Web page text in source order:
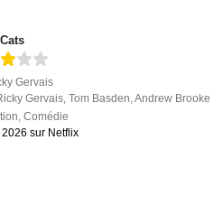
Gervais
Gervais ,Tom Basden ,Andrew Brooke
,Comédie
sur Netflix